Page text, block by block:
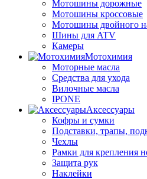
Мотошины дорожные
Мотошины кроссовые
Мотошины двойного
Шины для ATV
Камеры
Мотохимия
Моторные масла
Средства для ухода
Вилочные масла
IPONE
Аксессуары
Кофры и сумки
Подставки, трапы,
Чехлы
Рамки для крепления
Защита рук
Наклейки